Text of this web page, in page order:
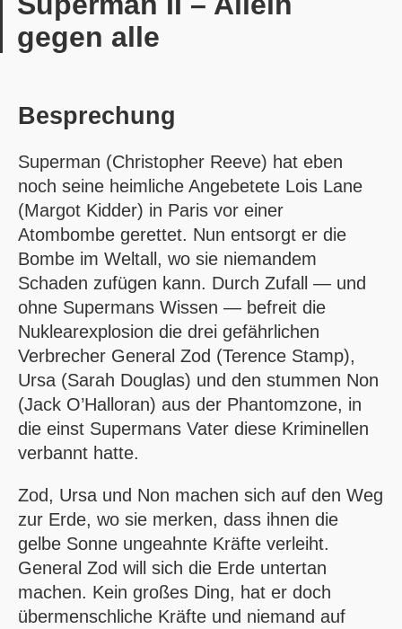
gegen alle
Besprechung
Superman (Christopher Reeve) hat eben
noch seine heimliche Angebetete Lois Lane
(Margot Kidder) in Paris vor einer
Atombombe gerettet. Nun entsorgt er die
Bombe im Weltall, wo sie niemandem
Schaden zufügen kann. Durch Zufall — und
ohne Supermans Wissen — befreit die
Nuklearexplosion die drei gefährlichen
Verbrecher General Zod (Terence Stamp),
Ursa (Sarah Douglas) und den stummen Non
(Jack O’Halloran) aus der Phantomzone, in
die einst Supermans Vater diese Kriminellen
verbannt hatte.
Zod, Ursa und Non machen sich auf den Weg
zur Erde, wo sie merken, dass ihnen die
gelbe Sonne ungeahnte Kräfte verleiht.
General Zod will sich die Erde untertan
machen. Kein großes Ding, hat er doch
übermenschliche Kräfte und niemand auf